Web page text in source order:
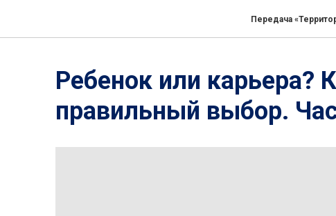
Передача
Ребенок или карьера?
правильный выбор.